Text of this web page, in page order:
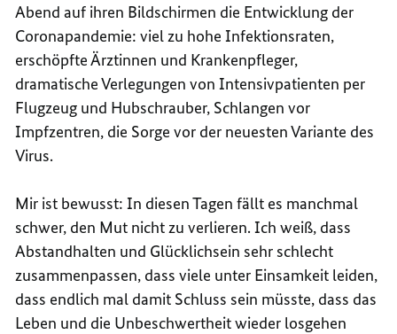
Abend auf ihren Bildschirmen die Entwicklung der
Coronapandemie: viel zu hohe Infektionsraten,
erschöpfte Ärztinnen und Krankenpfleger,
dramatische Verlegungen von Intensivpatienten per
Flugzeug und Hubschrauber, Schlangen vor
Impfzentren, die Sorge vor der neuesten Variante des
Virus.
Mir ist bewusst: In diesen Tagen fällt es manchmal
schwer, den Mut nicht zu verlieren. Ich weiß, dass
Abstandhalten und Glücklichsein sehr schlecht
zusammenpassen, dass viele unter Einsamkeit leiden,
dass endlich mal damit Schluss sein müsste, dass das
Leben und die Unbeschwertheit wieder losgehen